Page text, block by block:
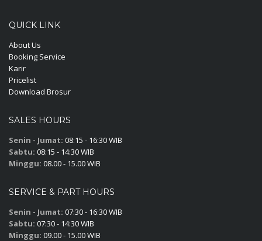
QUICK LINK
About Us
Booking Service
Karir
Pricelist
Download Brosur
SALES HOURS
Senin - Jumat: 08:15 - 16:30 WIB
Sabtu: 08:15 - 14:30 WIB
Minggu: 08.00 - 15.00 WIB
SERVICE & PART HOURS
Senin - Jumat: 07:30 - 16:30 WIB
Sabtu: 07:30 - 14:30 WIB
Minggu: 09.00 - 15.00 WIB